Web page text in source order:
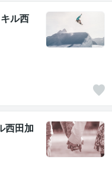
ル西
西田加